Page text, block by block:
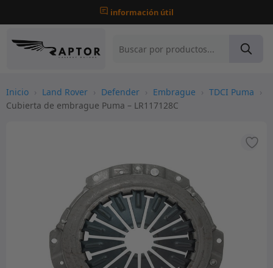
información útil
Inicio › Land Rover › Defender › Embrague › TDCI Puma ›
Cubierta de embrague Puma – LR117128C